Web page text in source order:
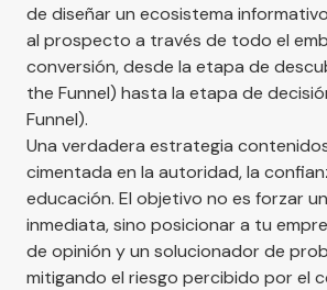
de diseñar un ecosistema
al prospecto a través de todo el
conversión, desde la etapa de
the Funnel) hasta la etapa de
Funnel).
Una verdadera estrategia
cimentada en la autoridad, la
educación. El objetivo no es forzar
inmediata, sino posicionar a tu
de opinión y un solucionador de
mitigando el riesgo percibido por el